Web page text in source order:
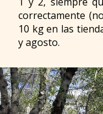
correctamente
10 kg en las
y agosto.